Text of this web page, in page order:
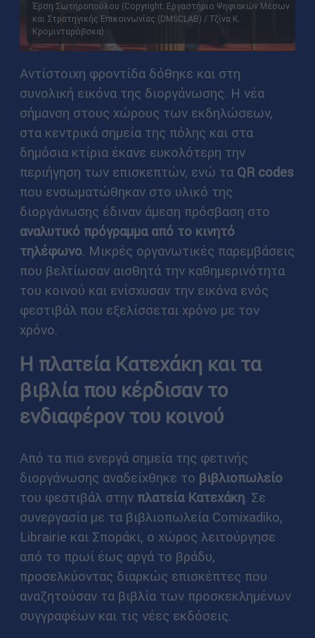
Έρση Σωτηροπούλου (Copyright: Εργαστήριο Ψηφιακών Μέσων
και Στρατηγικής Επικοινωνίας (DMSCLAB) / Τζίνα Κ.
Κρομινταρόβσκα)
Αντίστοιχη φροντίδα δόθηκε και στη
συνολική εικόνα της διοργάνωσης. Η νέα
σήμανση στους χώρους των εκδηλώσεων,
στα κεντρικά σημεία της πόλης και στα
δημόσια κτίρια έκανε ευκολότερη την
περιήγηση των επισκεπτών, ενώ τα QR codes
που ενσωματώθηκαν στο υλικό της
διοργάνωσης έδιναν άμεση πρόσβαση στο
αναλυτικό πρόγραμμα από το κινητό
τηλέφωνο. Μικρές οργανωτικές παρεμβάσεις
που βελτίωσαν αισθητά την καθημερινότητα
του κοινού και ενίσχυσαν την εικόνα ενός
φεστιβάλ που εξελίσσεται χρόνο με τον
χρόνο.
Η πλατεία Κατεχάκη και τα
βιβλία που κέρδισαν το
ενδιαφέρον του κοινού
Από τα πιο ενεργά σημεία της φετινής
διοργάνωσης αναδείχθηκε το βιβλιοπωλείο
του φεστιβάλ στην πλατεία Κατεχάκη. Σε
συνεργασία με τα βιβλιοπωλεία Comixadiko,
Librairie και Σποράκι, ο χώρος λειτούργησε
από το πρωί έως αργά το βράδυ,
προσελκύοντας διαρκώς επισκέπτες που
αναζητούσαν τα βιβλία των προσκεκλημένων
συγγραφέων και τις νέες εκδόσεις.